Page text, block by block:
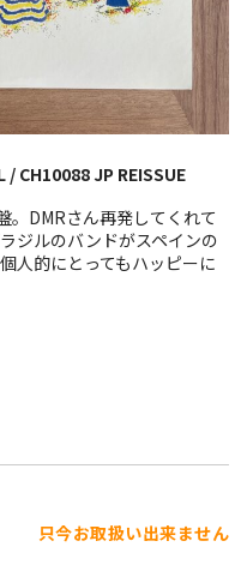
/ CH10088 JP REISSUE
。DMRさん再発してくれて
ジルのバンドがスペインの
人的にとってもハッピーに
只今お取扱い出来ません